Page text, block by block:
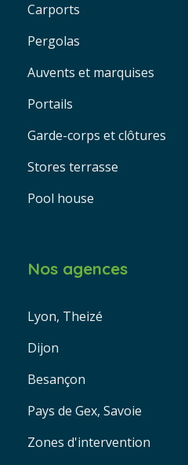
Carports
Pergolas
Auvents et marquises
Portails
Garde-corps et clôtures
Stores terrasse
Pool house
Nos agences
Lyon, Theizé
Dijon
Besançon
Pays de Gex, Savoie
Zones d'intervention